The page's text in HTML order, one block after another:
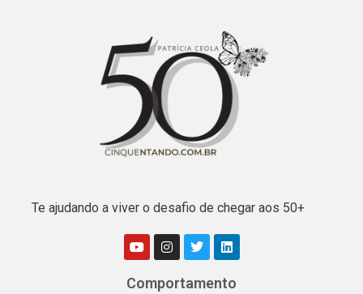
Te ajudando a viver o desafio de chegar aos 50+
Comportamento